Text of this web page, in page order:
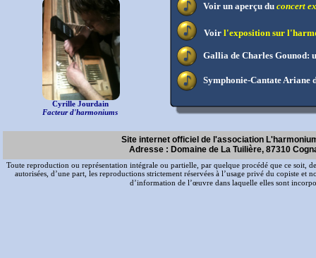
Site internet officiel de l'association
Adresse : Domaine de La Tuilière, 87310
Toute reproduction ou représentation intégrale ou partielle, par quelque procédé que ce soit,
autorisées, d’une part, les reproductions strictement réservées à l’usage privé du copiste
d’information de l’œuvre dans laquelle elles sont
Gallia de Charles Gounod:
Symphonie-Cantate Ariane
Voir l'exposition sur
Voir un aperçu du concert
Cyrille Jourdain
Facteur d'harmoniums